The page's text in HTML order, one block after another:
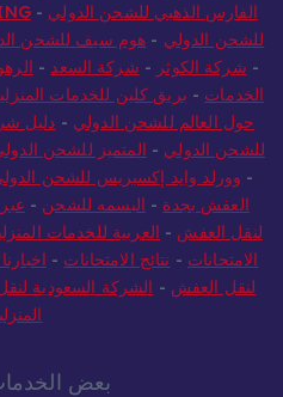
الفارس الذهبي للشحن الدولي -
للشحن الدولي - هوم سيف للشحن
- شركة الكوثر - شركة السعد -
الخدمات - بريق كلين للخدمات
حول العالم للشحن الدولي - دليل
للشحن الدولي - المتميز للشحن
- وورلد وايد إكسبريس للشحن
العفش بجدة - البسمه للشحن -
لنقل العفش - العربية للخدمات
الامتحانات - نتائج الامتحانات -
لنقل العفش - الشركة السعودية
بعض